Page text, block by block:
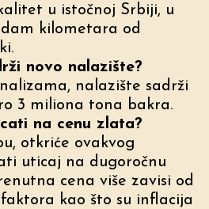
u istočnoj Srbiji, u
kilometara od
novo nalazište?
nalazište sadrži
3 miliona tona bakra.
na cenu zlata?
otkriće ovakvog
uticaj na dugoročnu
cena više zavisi od
kao što su inflacija